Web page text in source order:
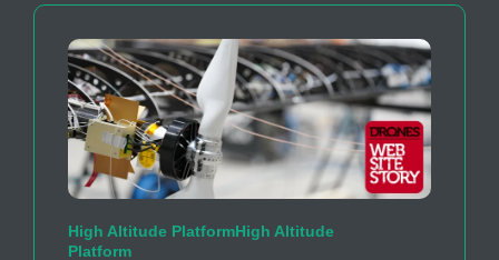
High Altitude PlatformHigh Altitude
Platform